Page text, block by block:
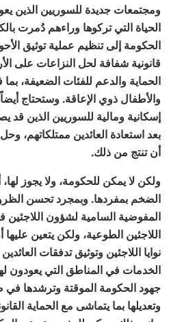
ومجتمعات جديدة للسوريين الذين
الحياة التي تركوها وراءهم دُمرت
الحكومة إلى تنظيم عملية توثيق
قانونية شفافة لحل النزاعات على
الحماية والدعم للفئات الضعيفة،
والأطفال ذوي الإعاقة. وستحتاج
إسكانية ومالية للسوريين الذين
بعد استعادة العائدين ممتلكاتهم،
أن تنتج من ذلك.
ولكن لا يمكن للحكومة، ولا يجوز
الضخم بمفردها. وبمجرد تحسن
المفوضية السامية لشؤون
اللاجئين الطوعية، ولكن يتعين
نوايا اللاجئين وتوثيق تدفقات
الخدمات في المناطق التي يعودون
جهود الحكومة الموقتة وترشدها في
وتعديلها بما يتماشى مع الحماية